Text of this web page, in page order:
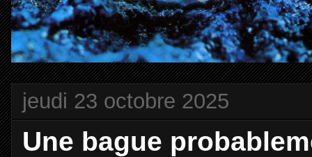
jeudi 23 octobre 2025
Une bague